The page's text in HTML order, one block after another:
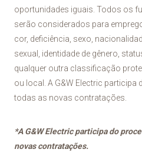
oportunidades iguais. Todos os
serão considerados para
cor, deficiência, sexo,
sexual, identidade de gênero,
qualquer outra classificação
ou local. A G&W Electric participa
todas as novas contratações.
*A G&W Electric participa do
novas contratações.